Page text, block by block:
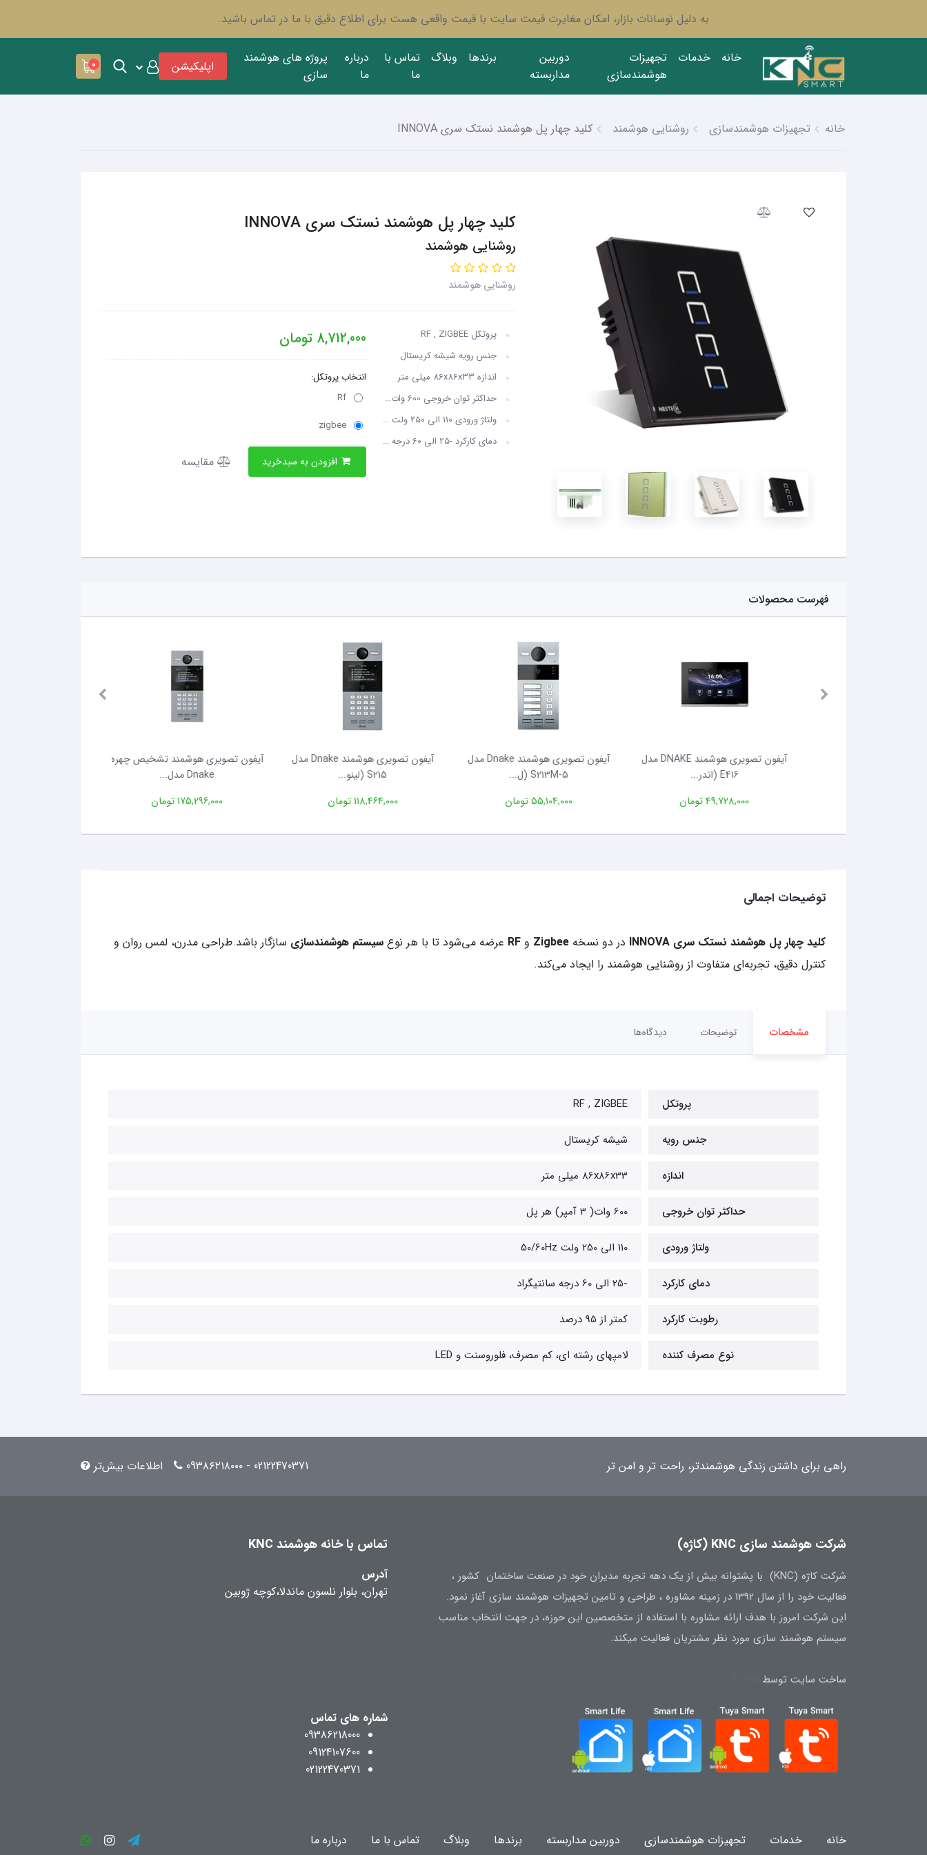
به دلیل نوسانات بازار، امکان مغایرت قیمت سایت با قیمت واقعی هست برای اطلاع دقیق با ما در تماس باشید.
خانه خدمات
تجهیزات
هوشمندسازی
دوربین
مداربسته
برندها وبلاگ
تماس با
ما
درباره
ما
پروژه های هوشمند
سازی
اپلیکیشن 0
خانه تجهیزات هوشمندسازی روشنایی هوشمند کلید چهار پل هوشمند نستک سری INNOVA
کلید چهار پل هوشمند نستک سری INNOVA
روشنایی هوشمند
روشنایی هوشمند
پروتکل RF , ZIGBEE
جنس رویه شیشه کریستال
اندازه 86x86x33 میلی متر
حداکثر توان خروجی 600 وات( 3 آمپر) هر پل
ولتاژ ورودی 110 الی 250 ولت 50/60Hz
دمای کارکرد -25 الی 60 درجه سانتیگراد
8,712,000 تومان
انتخاب پروتکل:
Rf
zigbee
مقایسه
فهرست محصولات
آیفون تصویری هوشمند DNAKE مدل
E416 (اندر...
49,728,000 تومان
آیفون تصویری هوشمند Dnake مدل
S213M-5 (ل...
55,104,000 تومان
آیفون تصویری هوشمند Dnake مدل
S215 (لینو...
118,464,000 تومان
آیفون تصویری هوشمند تشخیص چهره
Dnake مدل...
175,296,000 تومان
توضیحات اجمالی
کلید چهار پل هوشمند نستک سری INNOVA در دو نسخه Zigbee و RF عرضه می‌شود تا با هر نوع سیستم هوشمندسازی سازگار باشد.طراحی مدرن، لمس روان و
کنترل دقیق، تجربه‌ای متفاوت از روشنایی هوشمند را ایجاد می‌کند.
مشخصات توضیحات دیدگاه‌ها
پروتکل RF , ZIGBEE
جنس رویه شیشه کریستال
اندازه 86x86x33 میلی متر
حداکثر توان خروجی 600 وات( 3 آمپر) هر پل
ولتاژ ورودی 110 الی 250 ولت 50/60Hz
دمای کارکرد -25 الی 60 درجه سانتیگراد
رطوبت کارکرد کمتر از 95 درصد
نوع مصرف کننده لامپهای رشته ای، کم مصرف، فلوروسنت و LED
راهی برای داشتن زندگی هوشمندتر، راحت تر و امن تر 02122470371 - 09۳۸۶۲۱۸۰۰۰ اطلاعات بیش‌تر
شرکت هوشمند سازی KNC (کاژه)
شرکت کاژه (KNC) با پشتوانه بیش از یک دهه تجربه مدیران خود در صنعت ساختمان کشور ،
فعالیت خود را از سال 1392 در زمینه مشاوره ، طراحی و تامین تجهیزات هوشمند سازی آغاز نمود.
این شرکت امروز با هدف ارائه مشاوره با استفاده از متخصصین این حوزه، در جهت انتخاب مناسب
سیستم هوشمند سازی مورد نظر مشتریان فعالیت میکند.
ساخت سایت توسط
تماس با خانه هوشمند KNC
آدرس
تهران، بلوار نلسون ماندلا،کوچه ژوبین
شماره های تماس
09386218000
09124107600
02122470371
خانه خدمات تجهیزات هوشمندسازی دوربین مداربسته برندها وبلاگ تماس با ما درباره ما